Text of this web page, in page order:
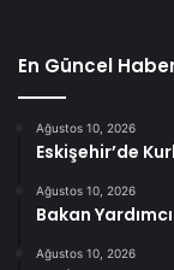
En Güncel
Ağustos 10, 2026
Eskişehir’de
Ağustos 10, 2026
Bakan
Ağustos 10, 2026